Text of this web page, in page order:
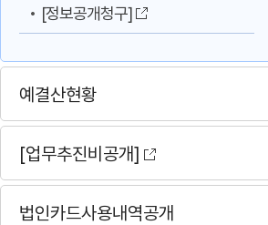
[정보공개청구]
예결산현황
[업무추진비공개]
법인카드사용내역공개